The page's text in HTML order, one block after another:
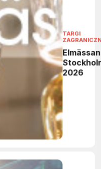
TARGI
Elmässan
2026